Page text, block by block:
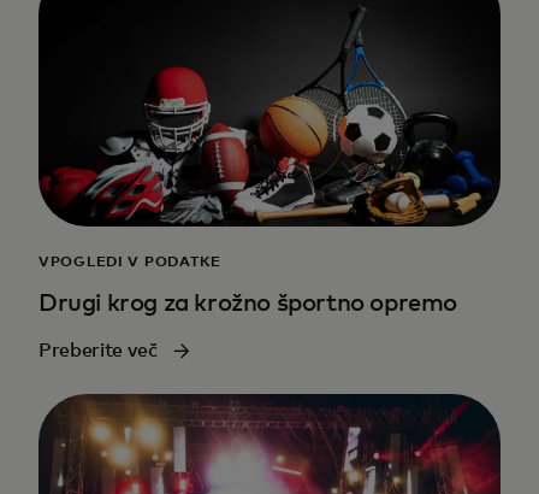
VPOGLEDI V PODATKE
Drugi krog za krožno športno opremo
Preberite več